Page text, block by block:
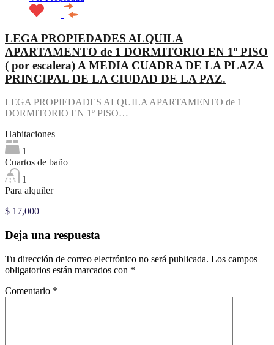
LEGA PROPIEDADES ALQUILA
APARTAMENTO de 1 DORMITORIO EN 1º PISO
( por escalera) A MEDIA CUADRA DE LA PLAZA
PRINCIPAL DE LA CIUDAD DE LA PAZ.
LEGA PROPIEDADES ALQUILA APARTAMENTO de 1
DORMITORIO EN 1º PISO…
Habitaciones
1
Cuartos de baño
1
Para alquiler
$ 17,000
Deja una respuesta
Tu dirección de correo electrónico no será publicada. Los campos
obligatorios están marcados con *
Comentario *